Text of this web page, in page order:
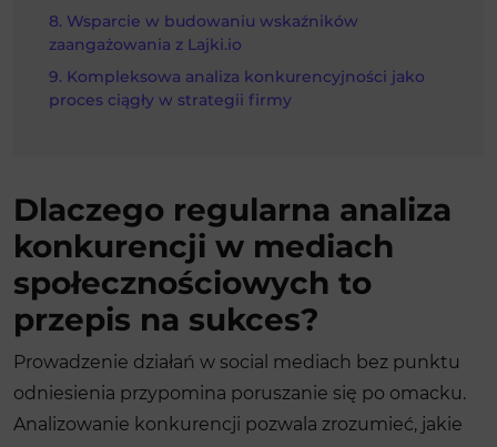
Wsparcie w budowaniu wskaźników
zaangażowania z Lajki.io
Kompleksowa analiza konkurencyjności jako
proces ciągły w strategii firmy
Dlaczego regularna analiza
konkurencji w mediach
społecznościowych to
przepis na sukces?
Prowadzenie działań w social mediach bez punktu
odniesienia przypomina poruszanie się po omacku.
Analizowanie konkurencji pozwala zrozumieć, jakie